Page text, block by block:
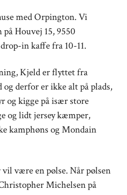
med Orpington. Vi
Houvej 15, 9550
in kaffe fra 10-11.
Kjeld er flyttet fra
derfor er ikke alt på plads,
og kigge på især store
og lidt jersey kæmper,
kamphøns og Mondain
være en pølse. Når pølsen
Michelsen på